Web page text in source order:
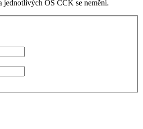
jednotlivých OS ČČK se nemění.